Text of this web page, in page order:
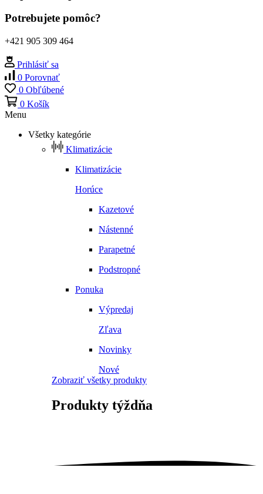
Potrebujete pomôc?
+421 905 309 464
Prihlásiť sa
0 Porovnať
0 Obľúbené
0 Košík
Menu
Všetky kategórie
Klimatizácie
Klimatizácie
Horúce
Kazetové
Nástenné
Parapetné
Podstropné
Ponuka
Výpredaj
Zľava
Novinky
Nové
Zobraziť všetky produkty
Produkty týždňa